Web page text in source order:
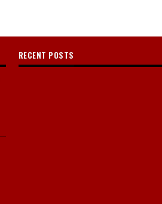
RECENT POSTS